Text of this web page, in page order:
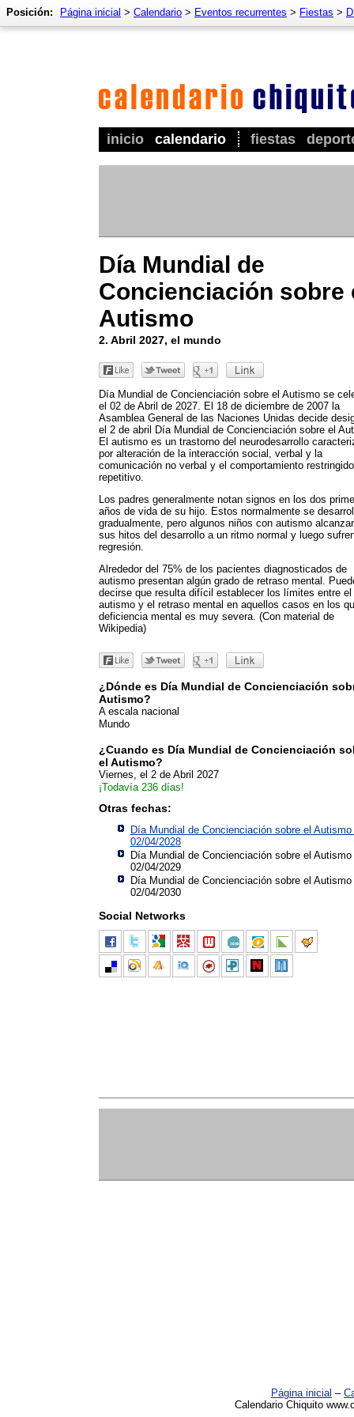
inicio calendario fiestas
Posición: Página inicial > Calendario > Eventos recurrentes > Fiestas >
Día Mundial de
Concienciación sobre
Autismo
2. Abril 2027, el mundo
Día Mundial de Concienciación sobre el Autismo se
el 02 de Abril de 2027. El 18 de diciembre de 2007 la
Asamblea General de las Naciones Unidas decide
el 2 de abril Día Mundial de Concienciación sobre el
El autismo es un trastorno del neurodesarrollo
por alteración de la interacción social, verbal y la
comunicación no verbal y el comportamiento
repetitivo.
Los padres generalmente notan signos en los dos
años de vida de su hijo. Estos normalmente se
gradualmente, pero algunos niños con autismo
sus hitos del desarrollo a un ritmo normal y luego
regresión.
Alrededor del 75% de los pacientes diagnosticados de
autismo presentan algún grado de retraso mental.
decirse que resulta difícil establecer los límites entre el
autismo y el retraso mental en aquellos casos en los
deficiencia mental es muy severa. (Con material de
Wikipedia)
¿Dónde es Día Mundial de Concienciación
Autismo?
A escala nacional
Mundo
¿Cuando es Día Mundial de Concienciación
el Autismo?
Viernes, el 2 de Abril 2027
¡Todavía 236 días!
Otras fechas:
Día Mundial de Concienciación sobre el Autismo
02/04/2028
Día Mundial de Concienciación sobre el Autismo
02/04/2029
Día Mundial de Concienciación sobre el Autismo
02/04/2030
Social Networks
Página inicial –
Calendario Chiquito